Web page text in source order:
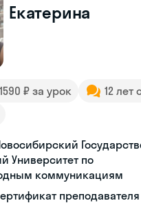
Екатерина
₽ за урок
12 лет
Университет по
коммуникациям
преподавателя